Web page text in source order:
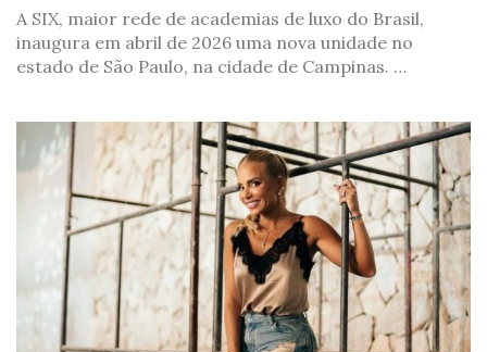
A SIX, maior rede de academias de luxo do Brasil,
inaugura em abril de 2026 uma nova unidade no
estado de São Paulo, na cidade de Campinas. …